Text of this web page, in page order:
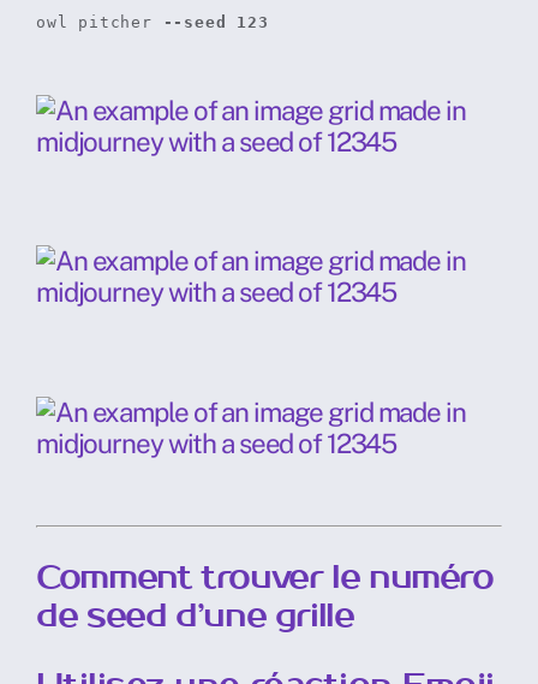
owl pitcher
--seed 123
Comment trouver le numéro
de seed d’une grille